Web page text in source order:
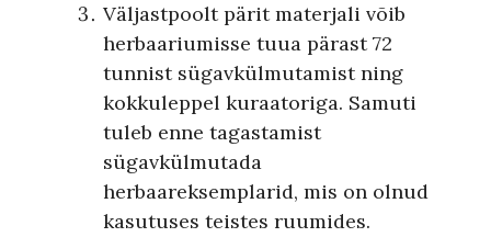
Väljastpoolt pärit materjali võib
herbaariumisse tuua pärast 72
tunnist sügavkülmutamist ning
kokkuleppel kuraatoriga. Samuti
tuleb enne tagastamist
sügavkülmutada
herbaareksemplarid, mis on olnud
kasutuses teistes ruumides.